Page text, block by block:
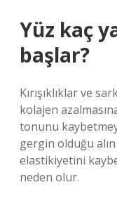
Yüz kaç
başlar?
Kırışıklıklar ve
kolajen
tonunu
gergin olduğu
elastikiyetini
neden olur.